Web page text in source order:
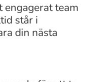
engagerat team
står i
din nästa